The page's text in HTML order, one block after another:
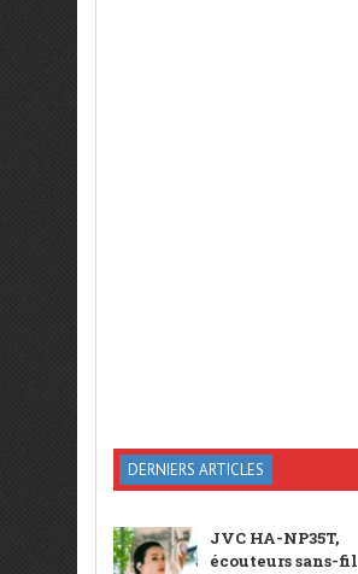
DERNIERS ARTICLES
JVC HA-NP35T,
écouteurs sans-fil